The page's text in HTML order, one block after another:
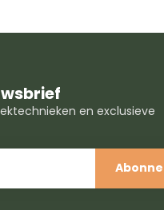
en exclusieve